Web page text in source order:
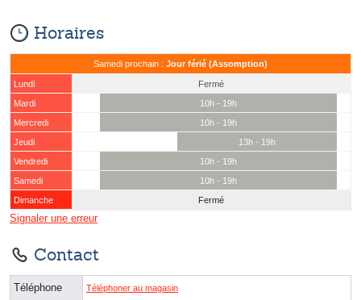
Horaires
Samedi prochain : Jour férié (Assomption)
Lundi
Fermé
Mardi
10h - 19h
Mercredi
10h - 19h
Jeudi
13h - 19h
Vendredi
10h - 19h
Samedi
10h - 19h
Dimanche
Fermé
Signaler une erreur
Contact
Téléphone Téléphoner au magasin